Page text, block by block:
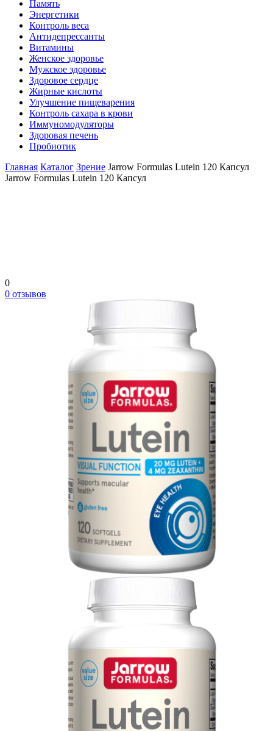
Память
Энергетики
Контроль веса
Антидепрессанты
Витамины
Женское здоровье
Мужское здоровье
Здоровое сердце
Жирные кислоты
Улучшение пищеварения
Контроль сахара в крови
Иммуномодуляторы
Здоровая печень
Пробиотик
Главная Каталог Зрение Jarrow Formulas Lutein 120 Капсул
Jarrow Formulas Lutein 120 Капсул
0
0 отзывов